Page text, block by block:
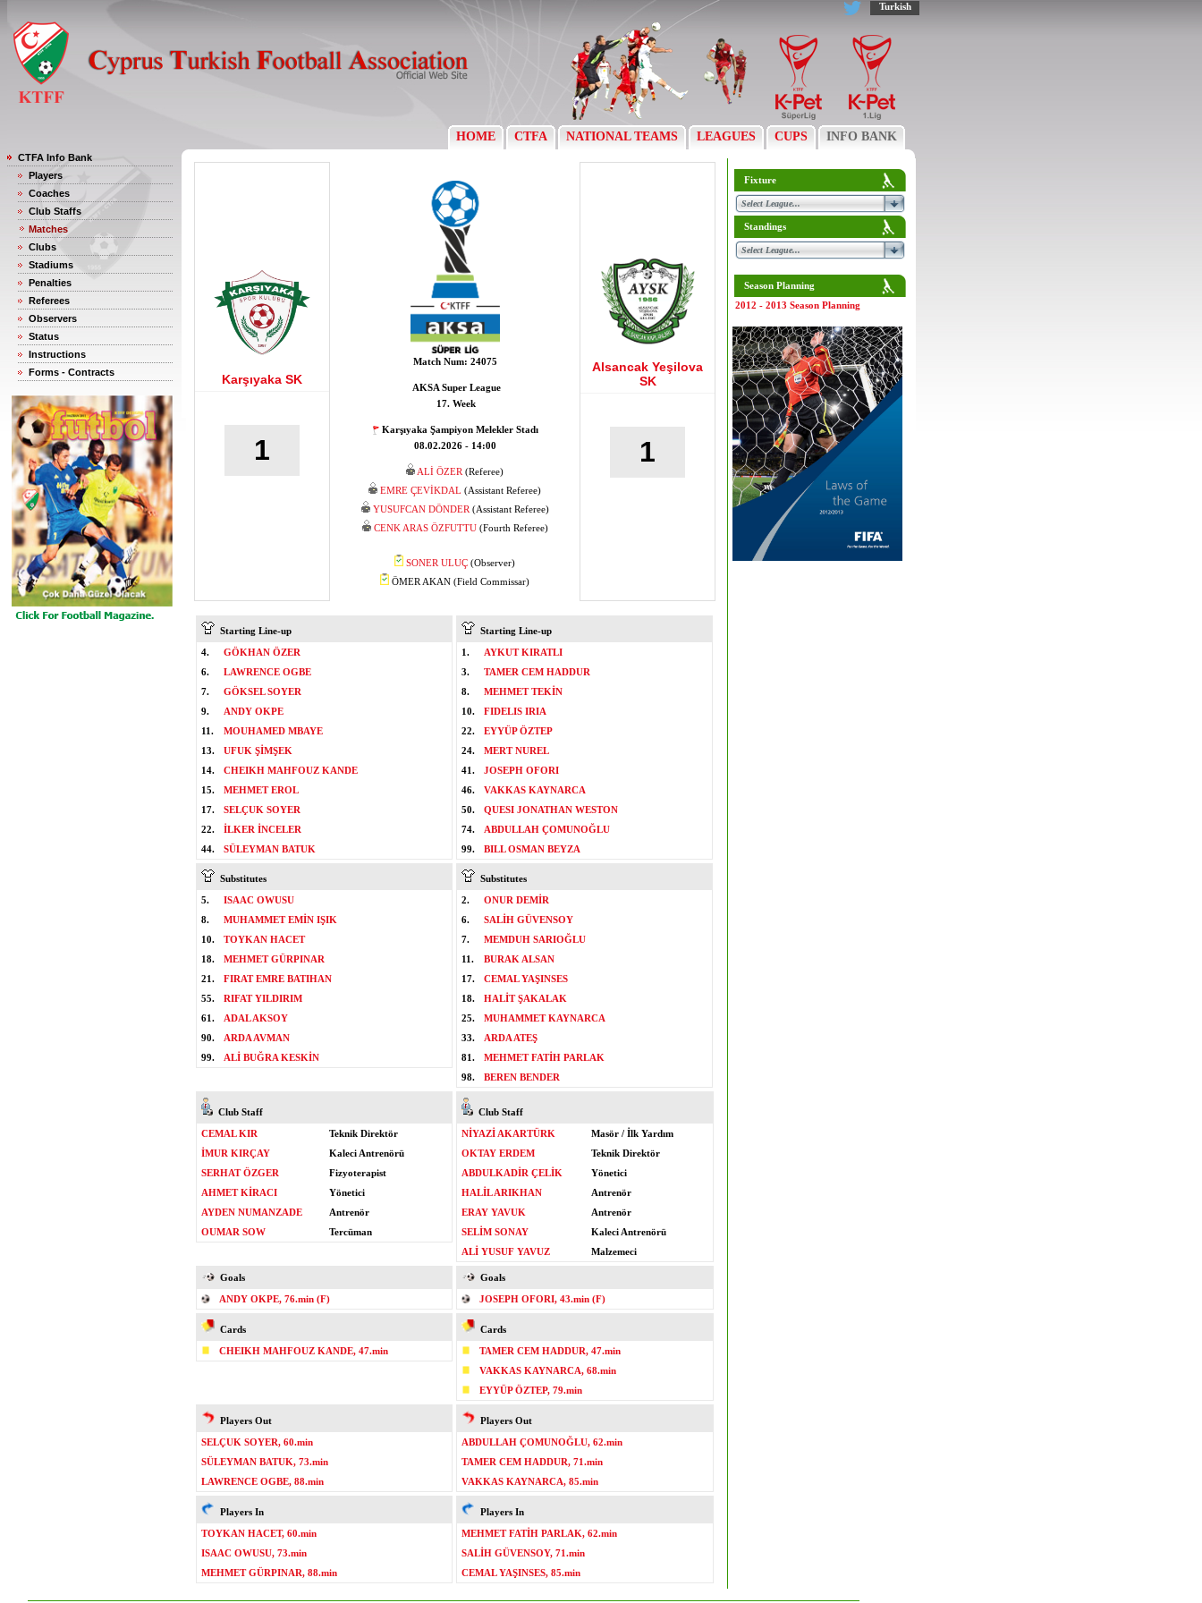
Turkish
HOME CTFA NATIONAL TEAMS LEAGUES CUPS INFO BANK
CTFA Info Bank
Players
Coaches
Club Staffs
Matches
Clubs
Stadiums
Penalties
Referees
Observers
Status
Instructions
Forms - Contracts
Karşıyaka SK
1
Match Num: 24075
AKSA Super League
17. Week
Karşıyaka Şampiyon Melekler Stadı
08.02.2026 - 14:00
ALİ ÖZER (Referee)
EMRE ÇEVİKDAL (Assistant Referee)
YUSUFCAN DÖNDER (Assistant Referee)
CENK ARAS ÖZFUTTU(Fourth Referee)
SONER ULUÇ (Observer)
ÖMER AKAN (Field Commissar)
Alsancak Yeşilova
SK
1
Starting Line-up
4.
GÖKHAN ÖZER
6.
LAWRENCE OGBE
7.
GÖKSEL SOYER
9.
ANDY OKPE
11.
MOUHAMED MBAYE
13.
UFUK ŞİMŞEK
14.
CHEIKH MAHFOUZ KANDE
15.
MEHMET EROL
17.
SELÇUK SOYER
22.
İLKER İNCELER
44.
SÜLEYMAN BATUK
Starting Line-up
1.
AYKUT KIRATLI
3.
TAMER CEM HADDUR
8.
MEHMET TEKİN
10.
FIDELIS IRIA
22.
EYYÜP ÖZTEP
24.
MERT NUREL
41.
JOSEPH OFORI
46.
VAKKAS KAYNARCA
50.
QUESI JONATHAN WESTON
74.
ABDULLAH ÇOMUNOĞLU
99.
BILL OSMAN BEYZA
Substitutes
5.
ISAAC OWUSU
8.
MUHAMMET EMİN IŞIK
10.
TOYKAN HACET
18.
MEHMET GÜRPINAR
21.
FIRAT EMRE BATIHAN
55.
RIFAT YILDIRIM
61.
ADAL AKSOY
90.
ARDA AVMAN
99.
ALİ BUĞRA KESKİN
Substitutes
2.
ONUR DEMİR
6.
SALİH GÜVENSOY
7.
MEMDUH SARIOĞLU
11.
BURAK ALSAN
17.
CEMAL YAŞINSES
18.
HALİT ŞAKALAK
25.
MUHAMMET KAYNARCA
33.
ARDA ATEŞ
81.
MEHMET FATİH PARLAK
98.
BEREN BENDER
Club Staff
CEMAL KIR
Teknik Direktör
İMUR KIRÇAY
Kaleci Antrenörü
SERHAT ÖZGER
Fizyoterapist
AHMET KİRACI
Yönetici
AYDEN NUMANZADE
Antrenör
OUMAR SOW
Tercüman
Club Staff
NİYAZİ AKARTÜRK
Masör / İlk Yardım
OKTAY ERDEM
Teknik Direktör
ABDULKADİR ÇELİK
Yönetici
HALİL ARIKHAN
Antrenör
ERAY YAVUK
Antrenör
SELİM SONAY
Kaleci Antrenörü
ALİ YUSUF YAVUZ
Malzemeci
Goals
ANDY OKPE, 76.min (F)
Goals
JOSEPH OFORI, 43.min (F)
Cards
CHEIKH MAHFOUZ KANDE, 47.min
Cards
TAMER CEM HADDUR, 47.min
VAKKAS KAYNARCA, 68.min
EYYÜP ÖZTEP, 79.min
Players Out
SELÇUK SOYER, 60.min
SÜLEYMAN BATUK, 73.min
LAWRENCE OGBE, 88.min
Players Out
ABDULLAH ÇOMUNOĞLU, 62.min
TAMER CEM HADDUR, 71.min
VAKKAS KAYNARCA, 85.min
Players In
TOYKAN HACET, 60.min
ISAAC OWUSU, 73.min
MEHMET GÜRPINAR, 88.min
Players In
MEHMET FATİH PARLAK, 62.min
SALİH GÜVENSOY, 71.min
CEMAL YAŞINSES, 85.min
Fixture
Standings
Season Planning
2012 - 2013 Season Planning